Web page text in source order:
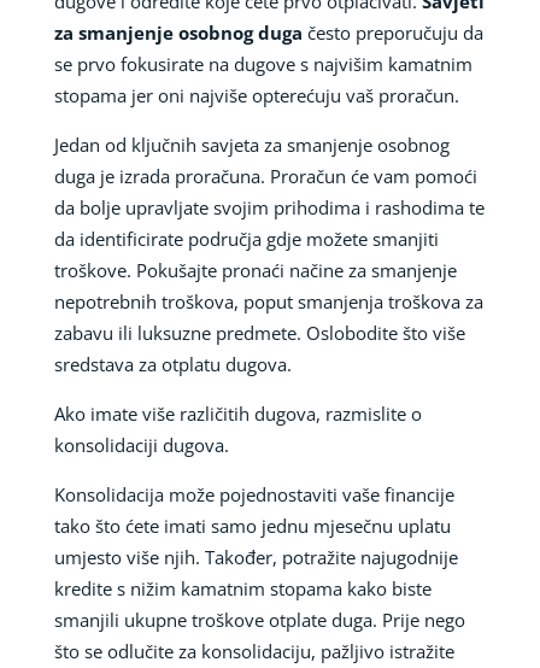
za smanjenje osobnog duga često preporučuju da
se prvo fokusirate na dugove s najvišim kamatnim
stopama jer oni najviše opterećuju vaš proračun.
Jedan od ključnih savjeta za smanjenje osobnog
duga je izrada proračuna. Proračun će vam pomoći
da bolje upravljate svojim prihodima i rashodima te
da identificirate područja gdje možete smanjiti
troškove. Pokušajte pronaći načine za smanjenje
nepotrebnih troškova, poput smanjenja troškova za
zabavu ili luksuzne predmete. Oslobodite što više
sredstava za otplatu dugova.
Ako imate više različitih dugova, razmislite o
konsolidaciji dugova.
Konsolidacija može pojednostaviti vaše financije
tako što ćete imati samo jednu mjesečnu uplatu
umjesto više njih. Također, potražite najugodnije
kredite s nižim kamatnim stopama kako biste
smanjili ukupne troškove otplate duga. Prije nego
što se odlučite za konsolidaciju, pažljivo istražite